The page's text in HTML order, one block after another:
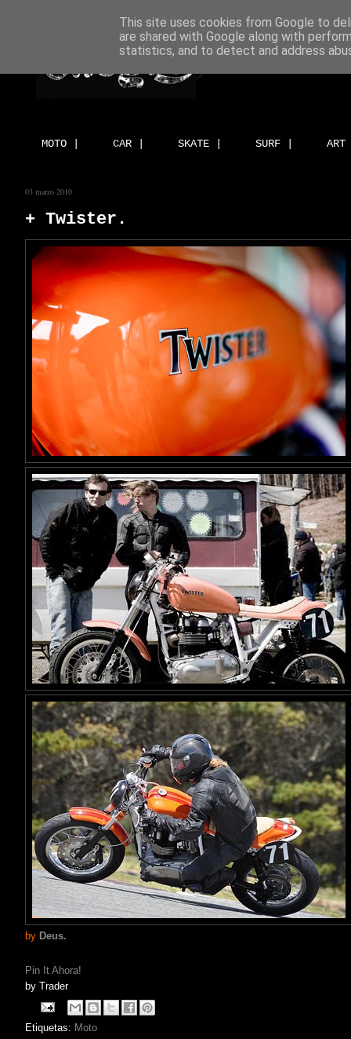
MOTO | CAR | SKATE | SURF |
03 marzo 2010
+ Twister.
by Deus.
Pin It Ahora!
by Trader
Etiquetas: Moto
This site uses cookies from Google to
are shared with Google along with
statistics, and to detect and address